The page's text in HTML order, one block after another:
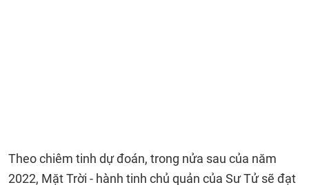
Theo chiêm tinh dự đoán, trong nửa sau của năm
2022, Mặt Trời - hành tinh chủ quản của Sư Tử sẽ đạt